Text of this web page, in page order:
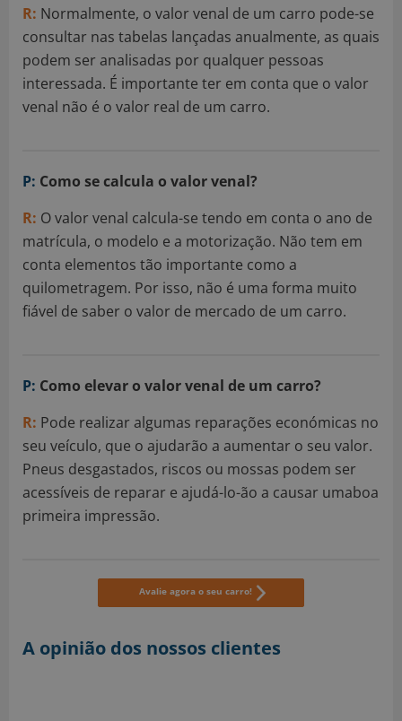
R: Normalmente, o valor venal de um carro pode-se
consultar nas tabelas lançadas anualmente, as quais
podem ser analisadas por qualquer pessoas
interessada. É importante ter em conta que o valor
venal não é o valor real de um carro.
P: Como se calcula o valor venal?
R: O valor venal calcula-se tendo em conta o ano de
matrícula, o modelo e a motorização. Não tem em
conta elementos tão importante como a
quilometragem. Por isso, não é uma forma muito
fiável de saber o valor de mercado de um carro.
P: Como elevar o valor venal de um carro?
R: Pode realizar algumas reparações económicas no
seu veículo, que o ajudarão a aumentar o seu valor.
Pneus desgastados, riscos ou mossas podem ser
acessíveis de reparar e ajudá-lo-ão a causar umaboa
primeira impressão.
Avalie agora o seu carro!
A opinião dos nossos clientes